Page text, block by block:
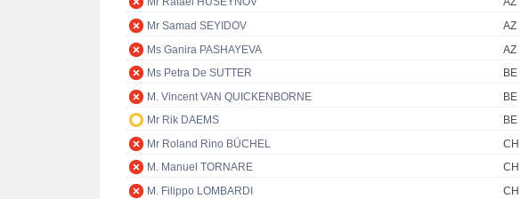
Mr Samad SEYIDOV
AZ
Ms Ganira PASHAYEVA
AZ
Ms Petra De SUTTER
BE
M. Vincent VAN QUICKENBORNE
BE
Mr Rik DAEMS
BE
Mr Roland Rino BÜCHEL
CH
M. Manuel TORNARE
CH
M. Filippo LOMBARDI
CH